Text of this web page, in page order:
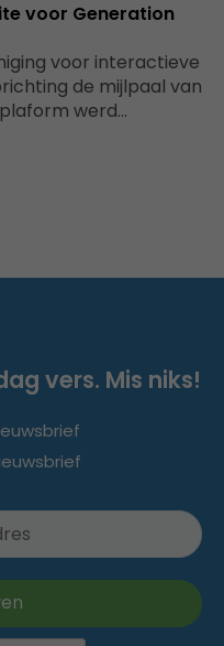
voor Generation
voor interactieve
de mijlpaal van
werd…
vers. Mis niks!